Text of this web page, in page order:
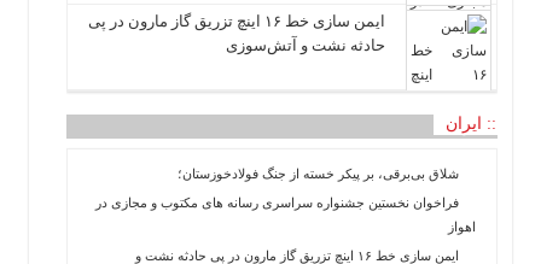
ایمن سازی خط ۱۶ اینچ تزریق گاز مارون در پی
حادثه نشت و آتش‌سوزی
:: ایران
شلاق‌ بی‌برقی، بر پیکر خسته‌ از جنگ فولادخوزستان؛
فراخوان نخستین جشنواره سراسری رسانه های مکتوب و مجازی در
اهواز
ایمن سازی خط ۱۶ اینچ تزریق گاز مارون در پی حادثه نشت و